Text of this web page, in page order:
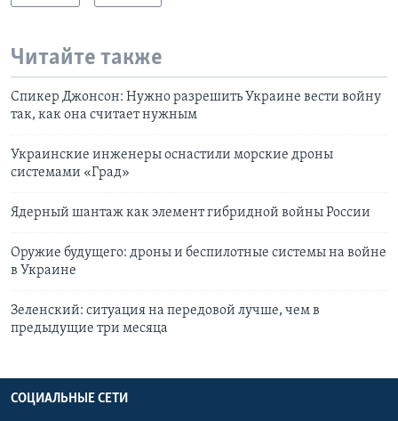
Читайте также
Спикер Джонсон: Нужно разрешить Украине вести войну
так, как она считает нужным
Украинские инженеры оснастили морские дроны
системами «Град»
Ядерный шантаж как элемент гибридной войны России
Оружие будущего: дроны и беспилотные системы на войне
в Украине
Зеленский: ситуация на передовой лучше, чем в
предыдущие три месяца
СОЦИАЛЬНЫЕ СЕТИ